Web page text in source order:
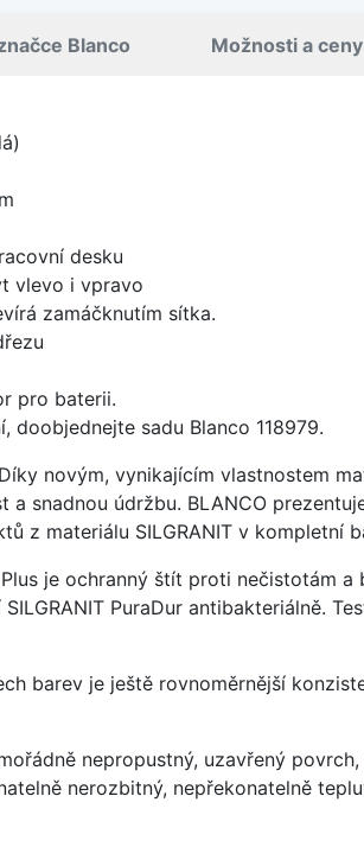
Blanco Možnosti a
desku
vlevo i vpravo
zamáčknutím sítka.
pro baterii.
doobjednejte sadu Blanco 118979.
novým, vynikajícím vlastnostem
snadnou údržbu. BLANCO
z materiálu SILGRANIT v kompletní
je ochranný štít proti nečistotám
PuraDur antibakteriálně.
barev je ještě rovnoměrnější
nepropustný, uzavřený
nerozbitný, nepřekonatelně